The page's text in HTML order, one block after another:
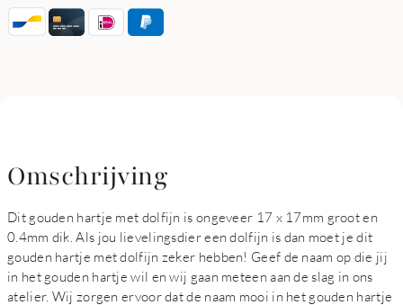
Omschrijving
Dit gouden hartje met dolfijn is ongeveer 17 x 17mm groot en
0.4mm dik. Als jou lievelingsdier een dolfijn is dan moet je dit
gouden hartje met dolfijn zeker hebben! Geef de naam op die jij
in het gouden hartje wil en wij gaan meteen aan de slag in ons
atelier. Wij zorgen ervoor dat de naam mooi in het gouden hartje